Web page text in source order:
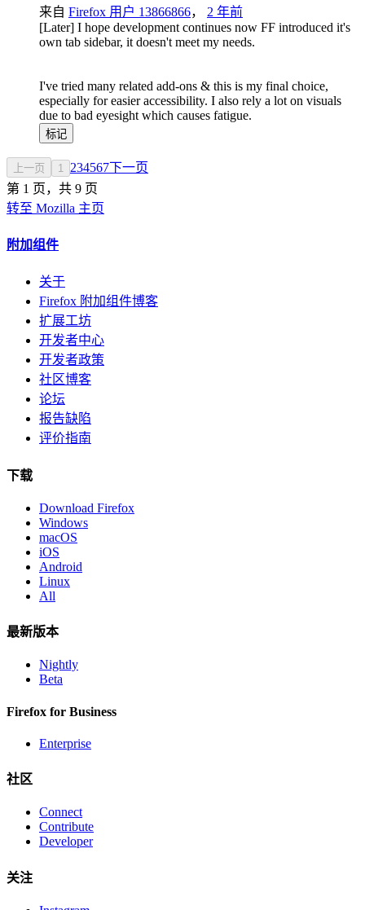
来自 Firefox 用户 13866866， 2 年前
[Later] I hope development continues now FF introduced it's
own tab sidebar, it doesn't meet my needs.
I've tried many related add-ons & this is my final choice,
especially for easier accessibility. I also rely a lot on visuals
due to bad eyesight which causes fatigue.
标记
上一页 1 234567下一页
第 1 页，共 9 页
转至 Mozilla 主页
附加组件
关于
Firefox 附加组件博客
扩展工坊
开发者中心
开发者政策
社区博客
论坛
报告缺陷
评价指南
下载
Download Firefox
Windows
macOS
iOS
Android
Linux
All
最新版本
Nightly
Beta
Firefox for Business
Enterprise
社区
Connect
Contribute
Developer
关注